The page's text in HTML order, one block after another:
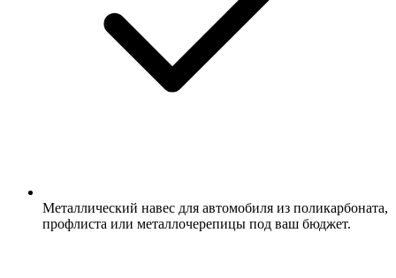
Металлический навес для автомобиля из поликарбоната,
профлиста или металлочерепицы под ваш бюджет.